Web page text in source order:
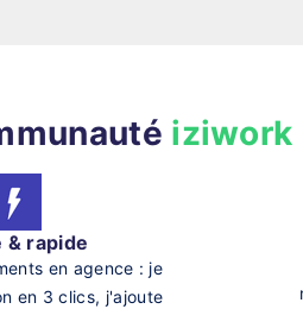
iziwork
& rapide
en agence : je
en 3 clics, j'ajoute